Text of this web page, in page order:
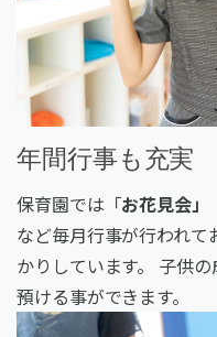
年間行事も充実
保育園では「お花見会」
など毎月行事が行われて
かりしています。 子供
預ける事ができます。